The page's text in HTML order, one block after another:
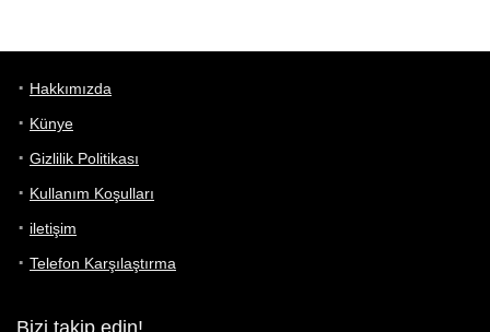
Hakkımızda
Künye
Gizlilik Politikası
Kullanım Koşulları
iletişim
Telefon Karşılaştırma